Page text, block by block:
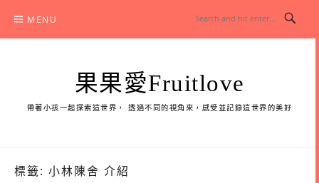
content
MENU
果果愛Fruitlove
帶著小孩一起探索這世界， 透過不同的視角來，感受並記錄這世界的美好
標籤: 小林陳舍 介紹